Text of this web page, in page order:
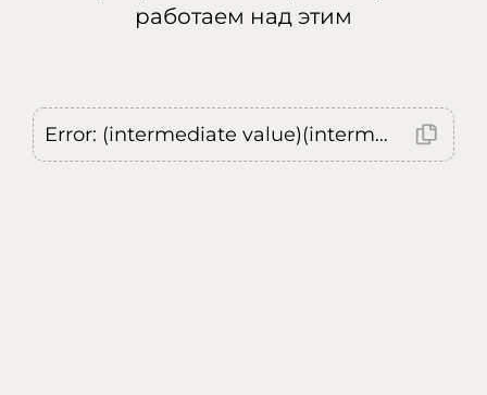
работаем над этим
Error: (intermediate value)(intermediate value)(intermediate value).replaceAll is not a function